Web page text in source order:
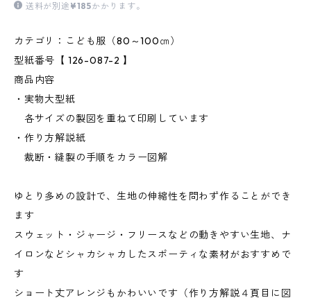
送料が別途 ¥185かかります。
カテゴリ：こども服（80～100㎝）
型紙番号【 126-087-2 】
商品内容
・実物大型紙
各サイズの製図を重ねて印刷しています
・作り方解説紙
裁断・縫製の手順をカラー図解
ゆとり多めの設計で、生地の伸縮性を問わず作ることができ
ます
スウェット・ジャージ・フリースなどの動きやすい生地、ナ
イロンなどシャカシャカしたスポーティな素材がおすすめで
す
ショート丈アレンジもかわいいです（作り方解説４頁目に図